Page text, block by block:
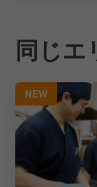
同じエ
NEW